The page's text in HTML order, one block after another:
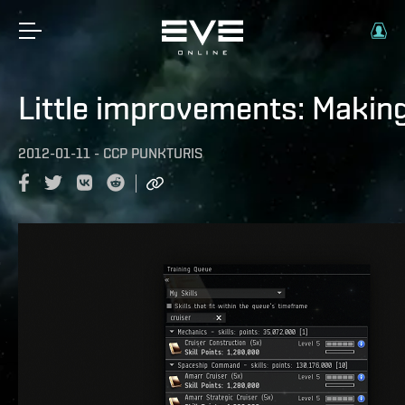
Little improvements:
2012-01-11 - CCP PUNKTURIS